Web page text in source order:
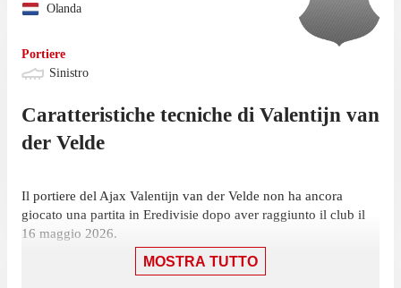
Olanda
Portiere
Sinistro
Caratteristiche tecniche di Valentijn van
der Velde
Il portiere del Ajax Valentijn van der Velde non ha ancora
giocato una partita in Eredivisie dopo aver raggiunto il club il
16 maggio 2026.
Il portiere ha iniziato la sua esperienza con l'Ajax nel maggio
MOSTRA TUTTO